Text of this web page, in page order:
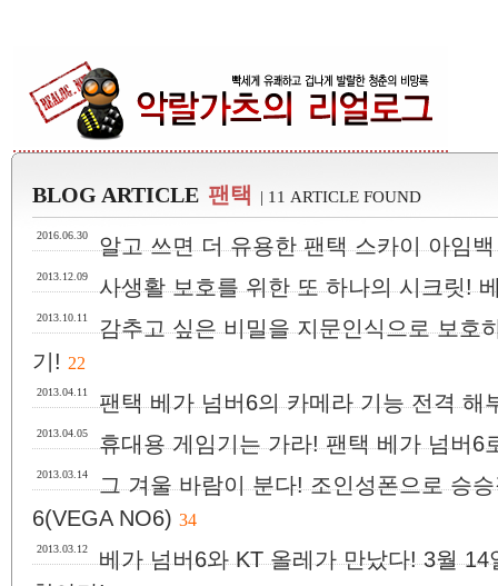
BLOG ARTICLE 팬택 | 11 ARTICLE FOUND
2016.06.30 알고 쓰면 더 유용한 팬택 스카이 아임
2013.12.09 사생활 보호를 위한 또 하나의 시크릿!
2013.10.11
감추고 싶은 비밀을 지문인식으로 보호
기! 22
2013.04.11 팬택 베가 넘버6의 카메라 기능 전격 해
2013.04.05 휴대용 게임기는 가라! 팬택 베가 넘버6
2013.03.14
그 겨울 바람이 분다! 조인성폰으로 승
6(VEGA NO6) 34
2013.03.12
베가 넘버6와 KT 올레가 만났다! 3월